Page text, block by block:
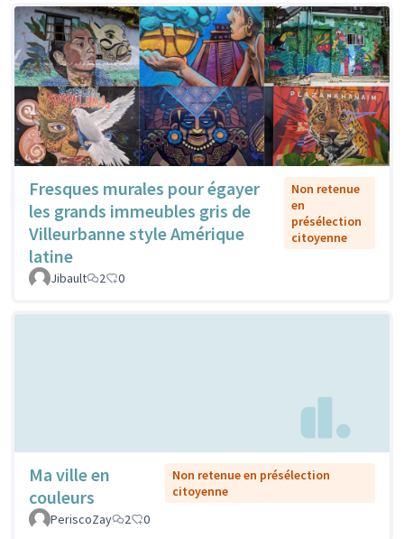
Fresques murales pour égayer
les grands immeubles gris de
Villeurbanne style Amérique
latine
Non retenue
en
présélection
citoyenne
Jibault 2 0
Ma ville en
couleurs
Non retenue en présélection
citoyenne
PeriscoZay
2 0